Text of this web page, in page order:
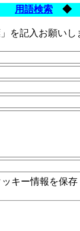
用語検索
を記入お願い
ッキー情報を保存